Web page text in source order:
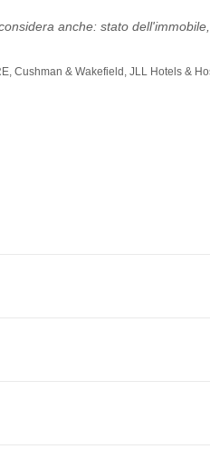
anche: stato
Cushman & Wakefield, JLL Hotels &